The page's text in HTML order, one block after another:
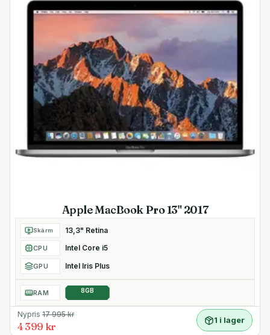
Apple MacBook Pro 13" 2017
Skärm 13,3" Retina
CPU Intel Core i5
GPU Intel Iris Plus
RAM 8GB
Nypris 17 995kr
4 399 kr
1 i lager